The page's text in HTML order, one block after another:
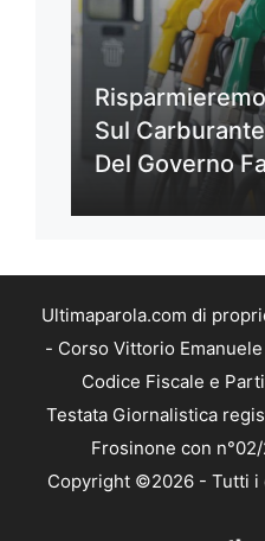
Sul
Del Governo
Ultimaparola.com di
- Corso Vittorio
Codice Fiscale e
Testata Giornalistica
Frosinone con
Copyright ©2026 - Tutti